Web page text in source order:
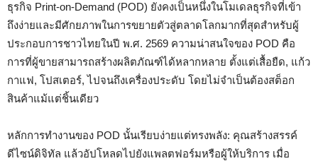
ธุรกิจ Print-on-Demand (POD) ยังคงเป็นหนึ่งในโมเดลธุรกิจที่เข้า
ถึงง่ายและมีศักยภาพในการขยายตัวสู่ตลาดโลกมากที่สุดสำหรับผู้
ประกอบการชาวไทยในปี พ.ศ. 2569 ความน่าสนใจของ POD คือ
การที่ผู้ขายสามารถสร้างผลิตภัณฑ์ได้หลากหลาย ตั้งแต่เสื้อยืด, แก้ว
กาแฟ, โปสเตอร์, ไปจนถึงเครื่องประดับ โดยไม่จำเป็นต้องสต็อก
สินค้าแม้แต่ชิ้นเดียว
หลักการทำงานของ POD นั้นเรียบง่ายแต่ทรงพลัง: คุณสร้างสรรค์
ดีไซน์ดิจิทัล แล้วอัปโหลดไปยังแพลตฟอร์มหรือผู้ให้บริการ เมื่อ